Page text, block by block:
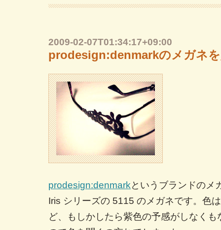
2009-02-07T01:34:17+09:00
prodesign:denmarkのメガネ
prodesign:denmarkというブランドのメ
Iris シリーズの 5115 のメガネです。色
ど、もしかしたら紫色の予感がしなく